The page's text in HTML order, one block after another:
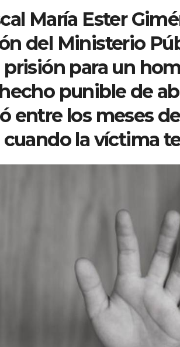
María Ester
del Ministerio
para un
punible de
entre los meses
cuando la víctima